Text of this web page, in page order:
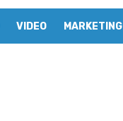
VIDEO MARKETING